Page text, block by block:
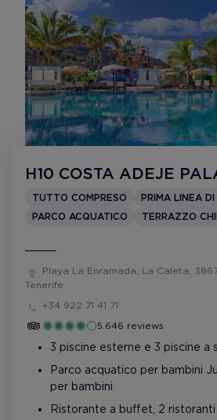
H10 COSTA ADEJE
TUTTO COMPRESO
PRIMA LINEA DI
PARCO ACQUATICO
TERRAZZO
Playa La Enramada, La Caleta,
Tenerife
+34 922 71 41 71
5.646 reviews
3 piscine esterne e 3 piscine a
Parco acquatico per bambini
per bambini
Ristorante a buffet, 2